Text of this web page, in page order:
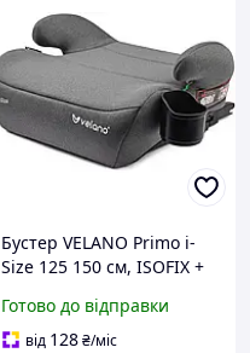
Бустер VELANO Primo i-
Size 125 150 см, ISOFIX +
Готово до відправки
від 128₴/міс